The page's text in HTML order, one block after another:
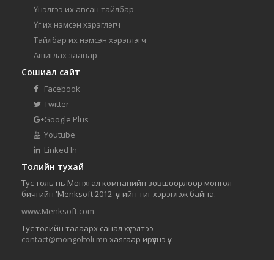
Үнэлгээ их авсан тайлбар
Үг их нэмсэн хэрэглэгч
Тайлбар их нэмсэн хэрэглэгч
Ашиглах заавар
Сошиал сайт
Facebook
Twitter
Google Plus
Youtube
Linked In
Толийн тухай
Тус толь нь Мөнхгал компанийн зөвшөөрлөөр монгол
бичгийн 'Menksoft 2012' үсгийн тиг хэрэглэж байна.
www.Menksoft.com
Тус толийн талаарх санал хүсэлтээ
contact@mongoltoli.mn хаягаар ирүүлнэ үү.